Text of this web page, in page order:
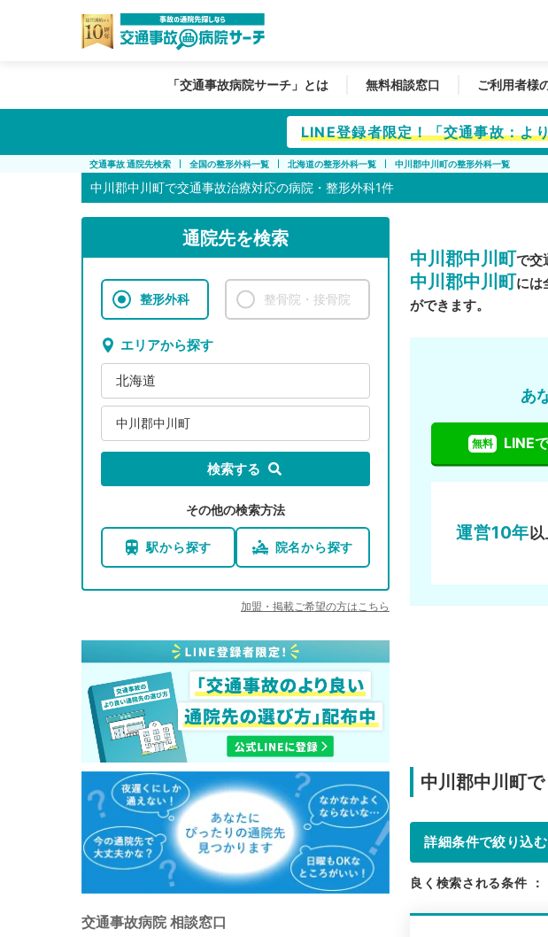
「交通事故病院サーチ」とは 無料相談窓口 ご利用者様
LINE登録者限定！「交通事故：よ
交通事故 通院先検索 全国の整形外科一覧 北海道の整形外科一覧 中川郡中川町の整形外科一覧
中川郡中川町で交通事故治療対応の病院・整形外科1件
通院先を検索
整形外科 整骨院・接骨院
エリアから探す
北海道
中川郡中川町
検索する
その他の検索方法
駅から探す 院名から探す
加盟・掲載ご希望の方はこちら
交通事故病院 相談窓口
中川郡中川町で交
中川郡中川町には
ができます。
あ
無料 LINE
運営10年以
中川郡中川町で
詳細条件で絞り込む
良く検索される条件 ：